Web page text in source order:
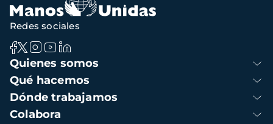
Navegación
principal
Quienes somos
Qué hacemos
Dónde trabajamos
Colabora
Redes sociales